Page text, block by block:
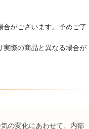
がございます。予めご了
実際の商品と異なる場合が
の変化にあわせて、内部